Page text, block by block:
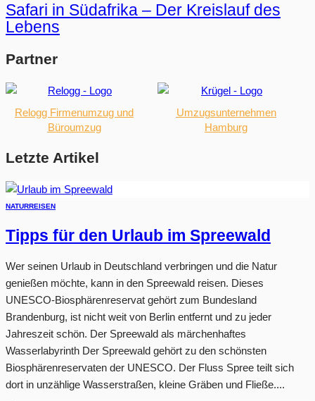
Safari in Südafrika – Der Kreislauf des
Lebens
Partner
Relogg Firmenumzug und
Büroumzug
Umzugsunternehmen
Hamburg
Letzte Artikel
NATURREISEN
Tipps für den Urlaub im Spreewald
Wer seinen Urlaub in Deutschland verbringen und die Natur
genießen möchte, kann in den Spreewald reisen. Dieses
UNESCO-Biosphärenreservat gehört zum Bundesland
Brandenburg, ist nicht weit von Berlin entfernt und zu jeder
Jahreszeit schön. Der Spreewald als märchenhaftes
Wasserlabyrinth Der Spreewald gehört zu den schönsten
Biosphärenreservaten der UNESCO. Der Fluss Spree teilt sich
dort in unzählige Wasserstraßen, kleine Gräben und Fließe....